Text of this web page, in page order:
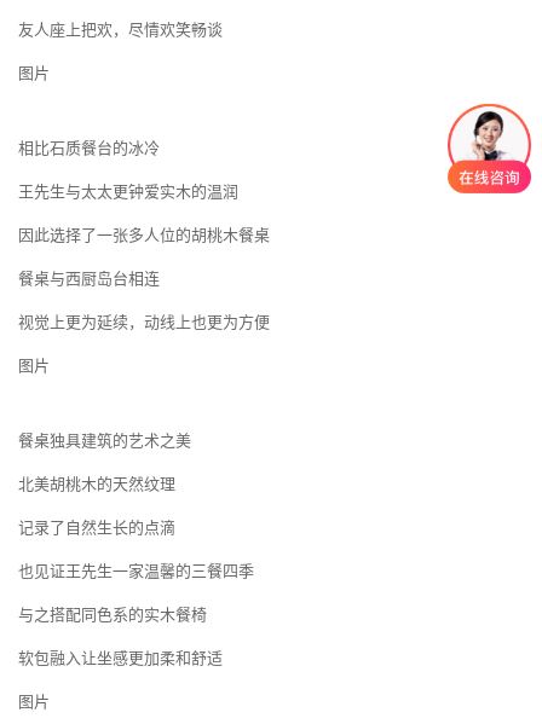
友人座上把欢，尽情欢笑畅谈
图片
相比石质餐台的冰冷
王先生与太太更钟爱实木的温润
因此选择了一张多人位的胡桃木餐桌
餐桌与西厨岛台相连
视觉上更为延续，动线上也更为方便
图片
餐桌独具建筑的艺术之美
北美胡桃木的天然纹理
记录了自然生长的点滴
也见证王先生一家温馨的三餐四季
与之搭配同色系的实木餐椅
软包融入让坐感更加柔和舒适
图片